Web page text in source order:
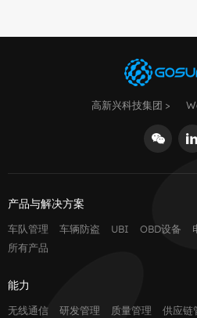
高新兴科技集团
产品与解决方案
车队管理 车辆防盗 UBI OBD设备
所有产品
能力
无线通信 研发管理 质量管理 供应链